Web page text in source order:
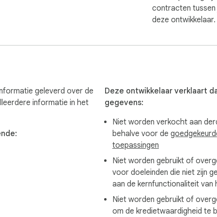
looks automated. If extraction fails, try again later,
applicable laws, and any agreements that govern your
get more features.
for any inquiries or feedback.
contracten tussen
deze ontwikkelaar.
geleverd over de
informatie in het
Deze ontwikkelaar verklaart
gegevens:
Niet worden verkocht aan
behalve voor de
toepassingen
Niet worden gebruikt of
voor doeleinden die niet zijn
aan de kernfunctionaliteit van
Niet worden gebruikt of
om de kredietwaardigheid te